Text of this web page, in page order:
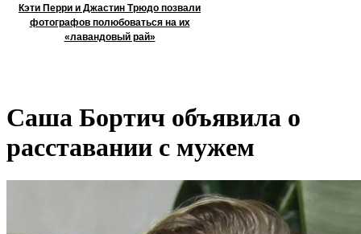
Кэти Перри и Джастин Трюдо позвали
фотографов полюбоваться на их
«лавандовый рай»
Саша Бортич объявила о
расставании с мужем